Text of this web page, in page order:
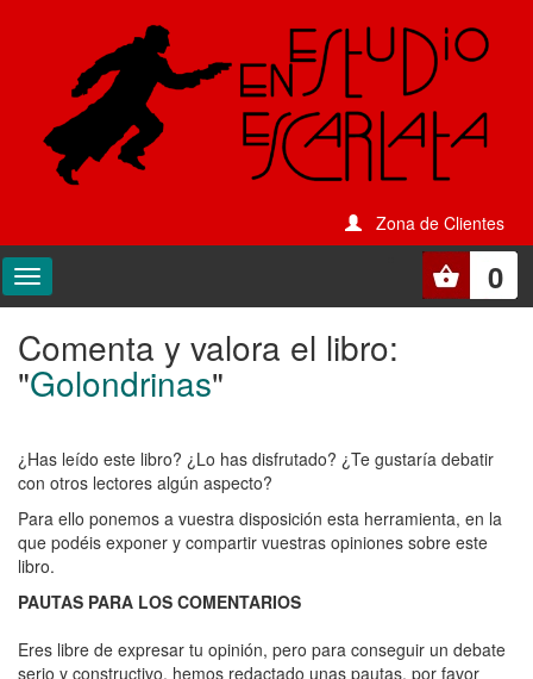
Zona de Clientes
0
Comenta
y
valora
el
libro:
Golondrinas
Comenta y valora el libro:
"Golondrinas"
¿Has leído este libro? ¿Lo has disfrutado? ¿Te gustaría debatir
con otros lectores algún aspecto?
Para ello ponemos a vuestra disposición esta herramienta, en la
que podéis exponer y compartir vuestras opiniones sobre este
libro.
PAUTAS PARA LOS COMENTARIOS
Eres libre de expresar tu opinión, pero para conseguir un debate
serio y constructivo, hemos redactado unas pautas, por favor